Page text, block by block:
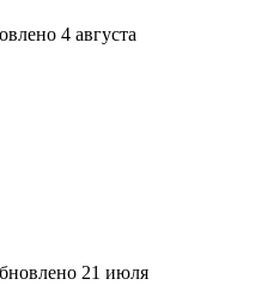
4 августа
21 июля